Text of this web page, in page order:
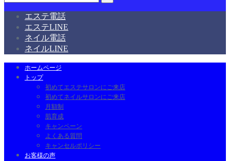
エステ電話
エステLINE
ネイル電話
ネイルLINE
ホームページ
トップ
初めてエステサロンにご来店
初めてネイルサロンにご来店
月額制
肌育成
キャンペーン
よくある質問
キャンセルポリシー
お客様の声